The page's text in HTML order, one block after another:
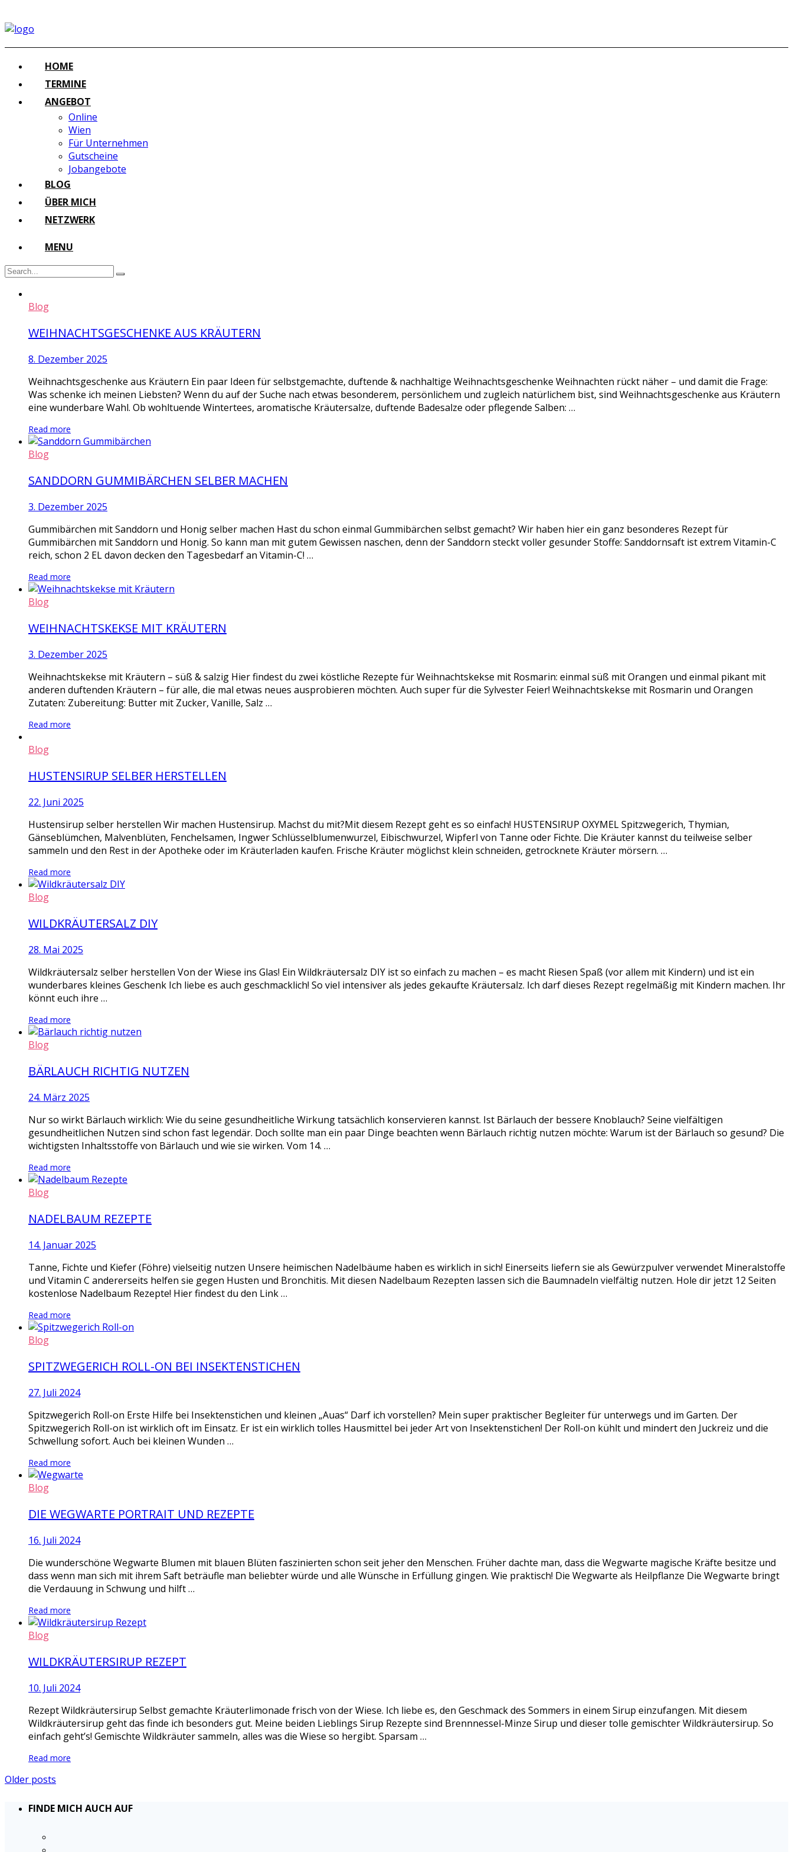
HOME
TERMINE
ANGEBOT
Online
Wien
Für Unternehmen
Gutscheine
Jobangebote
BLOG
ÜBER MICH
NETZWERK
MENU
Blog
WEIHNACHTSGESCHENKE AUS KRÄUTERN
8. Dezember 2025
Weihnachtsgeschenke aus Kräutern Ein paar Ideen für selbstgemachte, duftende & nachhaltige Weihnachtsgeschenke Weihnachten rückt näher – und damit die Frage:
Was schenke ich meinen Liebsten? Wenn du auf der Suche nach etwas besonderem, persönlichem und zugleich natürlichem bist, sind Weihnachtsgeschenke aus Kräutern
eine wunderbare Wahl. Ob wohltuende Wintertees, aromatische Kräutersalze, duftende Badesalze oder pflegende Salben: …
Read more
Blog
SANDDORN GUMMIBÄRCHEN SELBER MACHEN
3. Dezember 2025
Gummibärchen mit Sanddorn und Honig selber machen Hast du schon einmal Gummibärchen selbst gemacht? Wir haben hier ein ganz besonderes Rezept für
Gummibärchen mit Sanddorn und Honig. So kann man mit gutem Gewissen naschen, denn der Sanddorn steckt voller gesunder Stoffe: Sanddornsaft ist extrem Vitamin-C
reich, schon 2 EL davon decken den Tagesbedarf an Vitamin-C! …
Read more
Blog
WEIHNACHTSKEKSE MIT KRÄUTERN
3. Dezember 2025
Weihnachtskekse mit Kräutern – süß & salzig Hier findest du zwei köstliche Rezepte für Weihnachtskekse mit Rosmarin: einmal süß mit Orangen und einmal pikant mit
anderen duftenden Kräutern – für alle, die mal etwas neues ausprobieren möchten. Auch super für die Sylvester Feier! Weihnachtskekse mit Rosmarin und Orangen
Zutaten: Zubereitung: Butter mit Zucker, Vanille, Salz …
Read more
Blog
HUSTENSIRUP SELBER HERSTELLEN
22. Juni 2025
Hustensirup selber herstellen Wir machen Hustensirup. Machst du mit?Mit diesem Rezept geht es so einfach! HUSTENSIRUP OXYMEL Spitzwegerich, Thymian,
Gänseblümchen, Malvenblüten, Fenchelsamen, Ingwer Schlüsselblumenwurzel, Eibischwurzel, Wipferl von Tanne oder Fichte. Die Kräuter kannst du teilweise selber
sammeln und den Rest in der Apotheke oder im Kräuterladen kaufen. Frische Kräuter möglichst klein schneiden, getrocknete Kräuter mörsern. …
Read more
Blog
WILDKRÄUTERSALZ DIY
28. Mai 2025
Wildkräutersalz selber herstellen Von der Wiese ins Glas! Ein Wildkräutersalz DIY ist so einfach zu machen – es macht Riesen Spaß (vor allem mit Kindern) und ist ein
wunderbares kleines Geschenk Ich liebe es auch geschmacklich! So viel intensiver als jedes gekaufte Kräutersalz. Ich darf dieses Rezept regelmäßig mit Kindern machen. Ihr
könnt euch ihre …
Read more
Blog
BÄRLAUCH RICHTIG NUTZEN
24. März 2025
Nur so wirkt Bärlauch wirklich: Wie du seine gesundheitliche Wirkung tatsächlich konservieren kannst. Ist Bärlauch der bessere Knoblauch? Seine vielfältigen
gesundheitlichen Nutzen sind schon fast legendär. Doch sollte man ein paar Dinge beachten wenn Bärlauch richtig nutzen möchte: Warum ist der Bärlauch so gesund? Die
wichtigsten Inhaltsstoffe von Bärlauch und wie sie wirken. Vom 14. …
Read more
Blog
NADELBAUM REZEPTE
14. Januar 2025
Tanne, Fichte und Kiefer (Föhre) vielseitig nutzen Unsere heimischen Nadelbäume haben es wirklich in sich! Einerseits liefern sie als Gewürzpulver verwendet Mineralstoffe
und Vitamin C andererseits helfen sie gegen Husten und Bronchitis. Mit diesen Nadelbaum Rezepten lassen sich die Baumnadeln vielfältig nutzen. Hole dir jetzt 12 Seiten
kostenlose Nadelbaum Rezepte! Hier findest du den Link …
Read more
Blog
SPITZWEGERICH ROLL-ON BEI INSEKTENSTICHEN
27. Juli 2024
Spitzwegerich Roll-on Erste Hilfe bei Insektenstichen und kleinen „Auas“ Darf ich vorstellen? Mein super praktischer Begleiter für unterwegs und im Garten. Der
Spitzwegerich Roll-on ist wirklich oft im Einsatz. Er ist ein wirklich tolles Hausmittel bei jeder Art von Insektenstichen! Der Roll-on kühlt und mindert den Juckreiz und die
Schwellung sofort. Auch bei kleinen Wunden …
Read more
Blog
DIE WEGWARTE PORTRAIT UND REZEPTE
16. Juli 2024
Die wunderschöne Wegwarte Blumen mit blauen Blüten faszinierten schon seit jeher den Menschen. Früher dachte man, dass die Wegwarte magische Kräfte besitze und
dass wenn man sich mit ihrem Saft beträufle man beliebter würde und alle Wünsche in Erfüllung gingen. Wie praktisch! Die Wegwarte als Heilpflanze Die Wegwarte bringt
die Verdauung in Schwung und hilft …
Read more
Blog
WILDKRÄUTERSIRUP REZEPT
10. Juli 2024
Rezept Wildkräutersirup Selbst gemachte Kräuterlimonade frisch von der Wiese. Ich liebe es, den Geschmack des Sommers in einem Sirup einzufangen. Mit diesem
Wildkräutersirup geht das finde ich besonders gut. Meine beiden Lieblings Sirup Rezepte sind Brennnessel-Minze Sirup und dieser tolle gemischter Wildkräutersirup. So
einfach geht’s! Gemischte Wildkräuter sammeln, alles was die Wiese so hergibt. Sparsam …
Read more
Older posts
FINDE MICH AUCH AUF